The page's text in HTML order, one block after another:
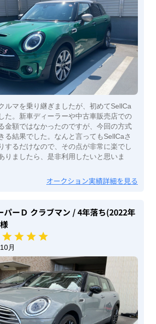
ルマを乗り継ぎましたが、初めてSellCa
た。新車ディーラーや中古車販売店での
金額ではなかったのですが、今回の方式
る結果でした。なんと言ってもSellCaさ
するだけなので、その点が非常に楽でし
りましたら、是非利用したいと思いま
オークション実績詳細を見る
パーＤ クラブマン / 4年落ち(2022年
月